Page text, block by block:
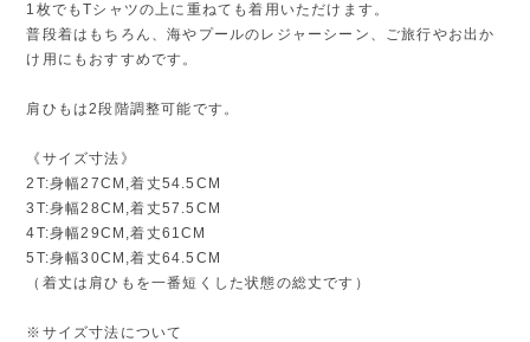
1枚でもTシャツの上に重ねても着用いただけます。
普段着はもちろん、海やプールのレジャーシーン、ご旅行やお出か
け用にもおすすめです。
肩ひもは2段階調整可能です。
《サイズ寸法》
2T:身幅27CM,着丈54.5CM
3T:身幅28CM,着丈57.5CM
4T:身幅29CM,着丈61CM
5T:身幅30CM,着丈64.5CM
（着丈は肩ひもを一番短くした状態の総丈です）
※サイズ寸法について